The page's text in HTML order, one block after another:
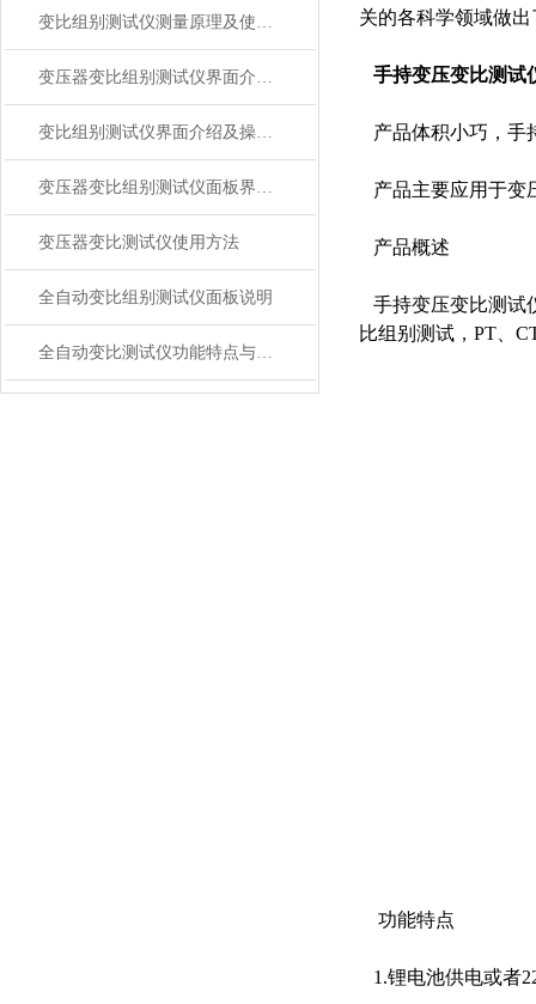
变比组别测试仪测量原理及使用注意事项
变压器变比组别测试仪界面介绍及操作方法
变比组别测试仪界面介绍及操作方法
变压器变比组别测试仪面板界面操作说明
变压器变比测试仪使用方法
全自动变比组别测试仪面板说明
全自动变比测试仪功能特点与技术参数
关的各科学领域做
手持变压变比测试
产品体积小巧，手
产品主要应用于变
产品概述
手持变压变比测试
比组别测试，PT、
功能特点
1.锂电池供电或者